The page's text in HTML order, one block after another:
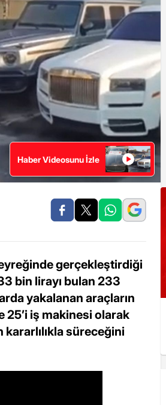
Haber Videosunu İzle
gerçekleştirdiği
bin lirayı bulan 233
yakalanan araçların
25’i iş makinesi olarak
kararlılıkla süreceğini